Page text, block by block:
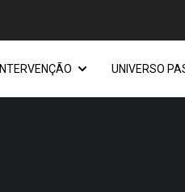
UNIVERSO